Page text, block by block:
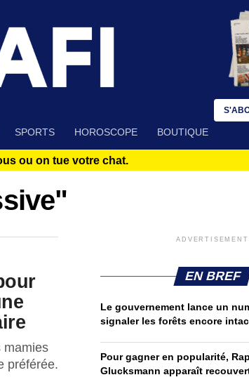
SPORTS HOROSCOPE BOUTIQUE
ou on tue votre chat.
mamies
préférée.
ADVERTISEMENT
EN BREF
Le gouvernement lance un
signaler les forêts encore
Pour gagner en popularité,
Glucksmann apparaît